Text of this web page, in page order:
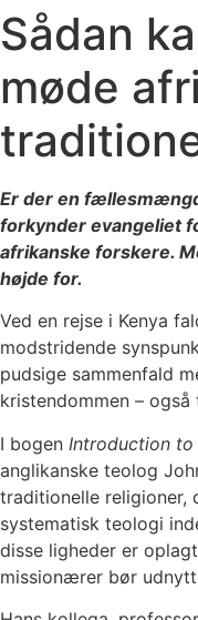
Sådan
møde
Er der en
forkynder evangeliet
afrikanske forskere.
højde for.
Ved en rejse i Kenya
modstridende
pudsige sammenfald
kristendommen –
I bogen Introduction
anglikanske teolog
traditionelle religioner,
systematisk teologi
disse ligheder er
missionærer bør